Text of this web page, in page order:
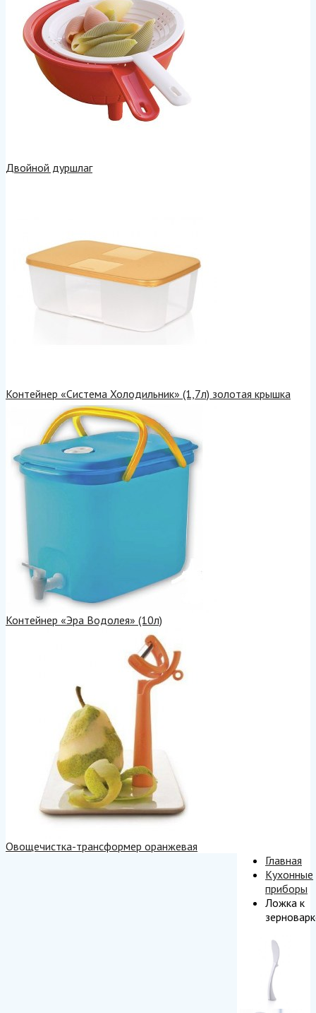
Двойной дуршлаг
Контейнер «Система Холодильник» (1,7л) золотая крышка
Контейнер «Эра Водолея» (10л)
Овощечистка-трансформер оранжевая
Главная
Кухонные
приборы
Ложка к